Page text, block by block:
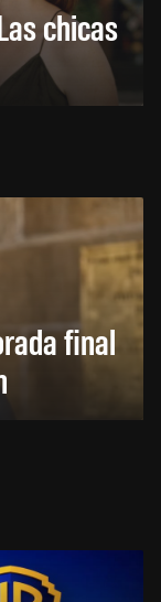
chicas
final